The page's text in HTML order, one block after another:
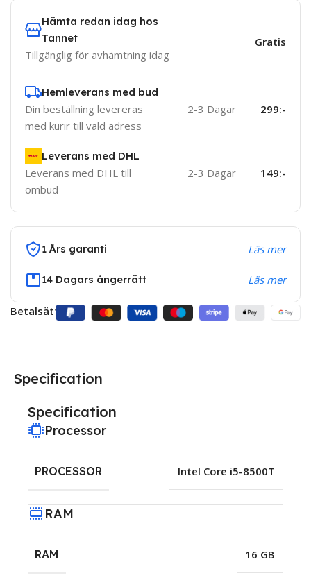
Hämta redan idag hos
Tannet
Tillgänglig för avhämtning idag
Gratis
Hemleverans med bud
Din beställning levereras
med kurir till vald adress
2-3 Dagar 299:-
Leverans med DHL
Leverans med DHL till
ombud
2-3 Dagar 149:-
1 Års garanti Läs mer
14 Dagars ångerrätt Läs mer
Betalsätt:
Specification
Specification
Processor
PROCESSOR Intel Core i5-8500T
RAM
RAM 16 GB